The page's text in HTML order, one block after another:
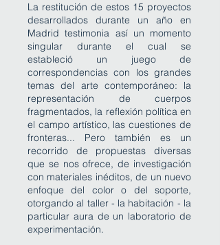
La restitución de estos 15 proyectos
desarrollados durante un año en
Madrid testimonia así un momento
singular durante el cual se
estableció un juego de
correspondencias con los grandes
temas del arte contemporáneo: la
representación de cuerpos
fragmentados, la reflexión política en
el campo artístico, las cuestiones de
fronteras... Pero también es un
recorrido de propuestas diversas
que se nos ofrece, de investigación
con materiales inéditos, de un nuevo
enfoque del color o del soporte,
otorgando al taller - la habitación - la
particular aura de un laboratorio de
experimentación.